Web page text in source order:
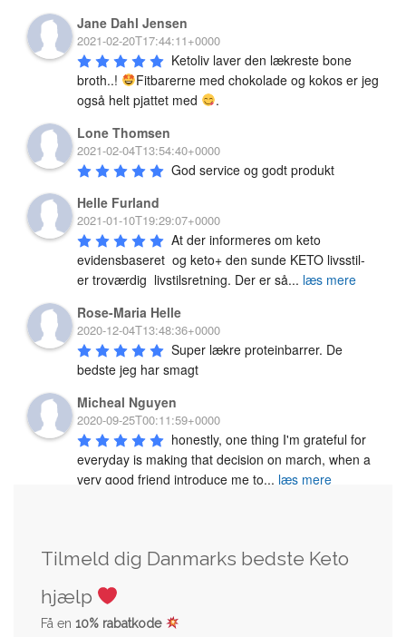
ingredienser, smager fint, og er et kæmpe boost til at starte din sunde
dag. God på Keto, eller i det hele taget hvis du bare spiser sundt
Jane Dahl Jensen
2021-02-20T17:44:11+0000
Ketoliv laver den lækreste bone
broth..!
Fitbarerne med chokolade og kokos er jeg
også helt pjattet med
.
Lone Thomsen
2021-02-04T13:54:40+0000
God service og godt produkt
Helle Furland
2021-01-10T19:29:07+0000
At der informeres om keto
evidensbaseret  og keto+ den sunde KETO livsstil-
er troværdig  livstilsretning. Der er så... læs mere
Rose-Maria Helle
2020-12-04T13:48:36+0000
Super lækre proteinbarrer. De
bedste jeg har smagt
Micheal Nguyen
2020-09-25T00:11:59+0000
honestly, one thing I'm grateful for
everyday is making that decision on march, when a
very good friend introduce me to... læs mere
Tilmeld dig Danmarks bedste Keto
hjælp
Få en 10% rabatkode